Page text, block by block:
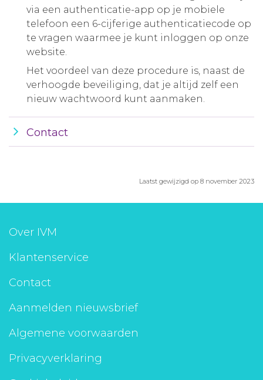
via een authenticatie-app op je mobiele
telefoon een 6-cijferige authenticatiecode op
te vragen waarmee je kunt inloggen op onze
website.
Het voordeel van deze procedure is, naast de
verhoogde beveiliging, dat je altijd zelf een
nieuw wachtwoord kunt aanmaken.
Contact
Laatst gewijzigd op 8 november 2023
Over IVM
Klantenservice
Contact
Aanmelden nieuwsbrief
Algemene voorwaarden
Privacyverklaring